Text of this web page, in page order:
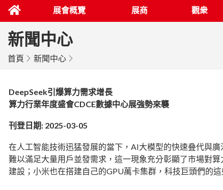
展會概覽 展商 觀衆
新聞中心
首頁 新聞中心
DeepSeek引爆算力需求增長
算力行業年度盛會CDCE數據中心展強勢來襲
刊登日期: 2025-03-05
在人工智能技術迅猛發展的當下，AI大模型的快速叠代與
難以滿足大量用戶並發需求，這一現象充分彰顯了市場對
建設；小米也在搭建自己的GPU萬卡集群，科技巨頭們的